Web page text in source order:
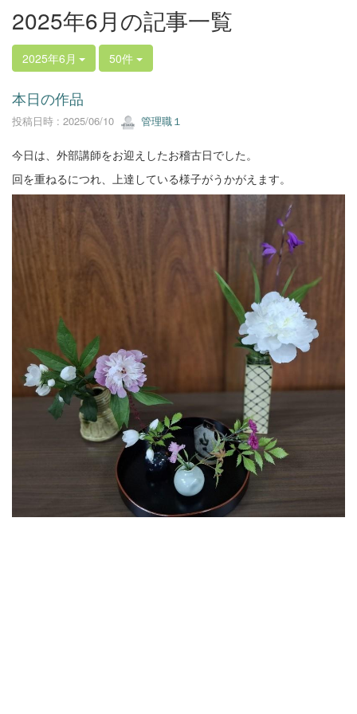
2025年6月の記事一覧
2025年6月 50件
本日の作品
投稿日時 : 2025/06/10 管理職１
今日は、外部講師をお迎えしたお稽古日でした。
回を重ねるにつれ、上達している様子がうかがえます。